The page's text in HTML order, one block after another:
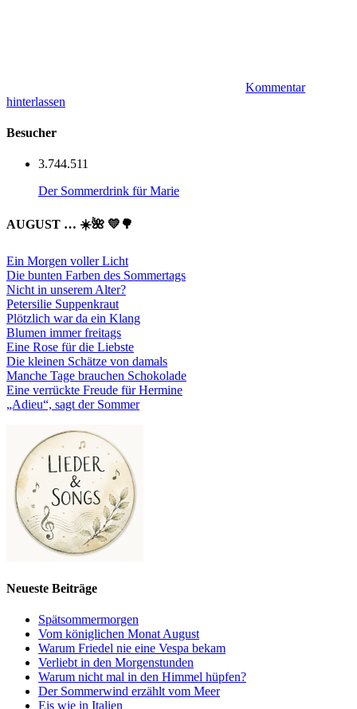
Kommentar
hinterlassen
Besucher
3.744.511
Der Sommerdrink für Marie
AUGUST … ☀️🌺 💛🌳
Ein Morgen voller Licht
Die bunten Farben des Sommertags
Nicht in unserem Alter?
Petersilie Suppenkraut
Plötzlich war da ein Klang
Blumen immer freitags
Eine Rose für die Liebste
Die kleinen Schätze von damals
Manche Tage brauchen Schokolade
Eine verrückte Freude für Hermine
„Adieu“, sagt der Sommer
Neueste Beiträge
Spätsommermorgen
Vom königlichen Monat August
Warum Friedel nie eine Vespa bekam
Verliebt in den Morgenstunden
Warum nicht mal in den Himmel hüpfen?
Der Sommerwind erzählt vom Meer
Eis wie in Italien